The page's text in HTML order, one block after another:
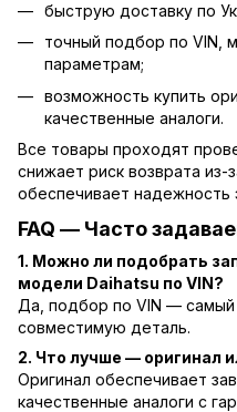
быструю доставку по
точный подбор по VIN,
параметрам;
возможность купить
качественные аналоги.
Все товары проходят
снижает риск возврата из-
обеспечивает надежность
FAQ — Часто
1. Можно ли подобрать
модели Daihatsu по VIN?
Да, подбор по VIN —
совместимую деталь.
2. Что лучше — оригинал
Оригинал обеспечивает
качественные аналоги с